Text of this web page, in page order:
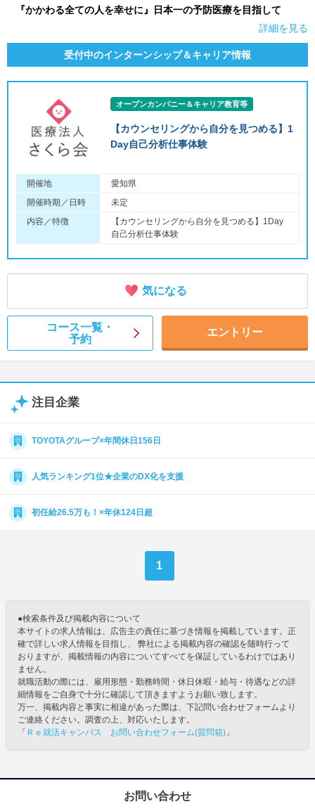
就活時事ニュースを更新 不明点があればこちら
『かかわる全ての人を幸せに』日本一の予防医療を目指して
詳細を見る
受付中のインターンシップ＆キャリア情報
オープンカンパニー＆キャリア教育等
【カウンセリングから自分を見つめる】1
Day自己分析仕事体験
開催地
愛知県
開催時期／日時
未定
内容／特徴
【カウンセリングから自分を見つめる】1Day
自己分析仕事体験
気になる
コース一覧・
予約
エントリー
注目企業
TOYOTAグループ×年間休日156日
人気ランキング1位★企業のDX化を支援
初任給26.5万も！×年休124日超
1
●検索条件及び掲載内容について
本サイトの求人情報は、広告主の責任に基づき情報を掲載しています。正
確で詳しい求人情報を目指し、 弊社による掲載内容の確認を随時行って
おりますが、掲載情報の内容についてすべてを保証しているわけではあり
ません。
就職活動の際には、雇用形態・勤務時間・休日休暇・給与・待遇などの詳
細情報をご自身で十分に確認して頂きますようお願い致します。
万一、掲載内容と事実に相違があった際は、下記問い合わせフォームより
ご連絡ください。調査の上、対応いたします。
「 Ｒｅ就活キャンパス お問い合わせフォーム(質問箱) 」
お問い合わせ